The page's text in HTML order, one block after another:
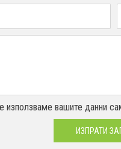
използваме вашите данни
ИЗПРАТИ